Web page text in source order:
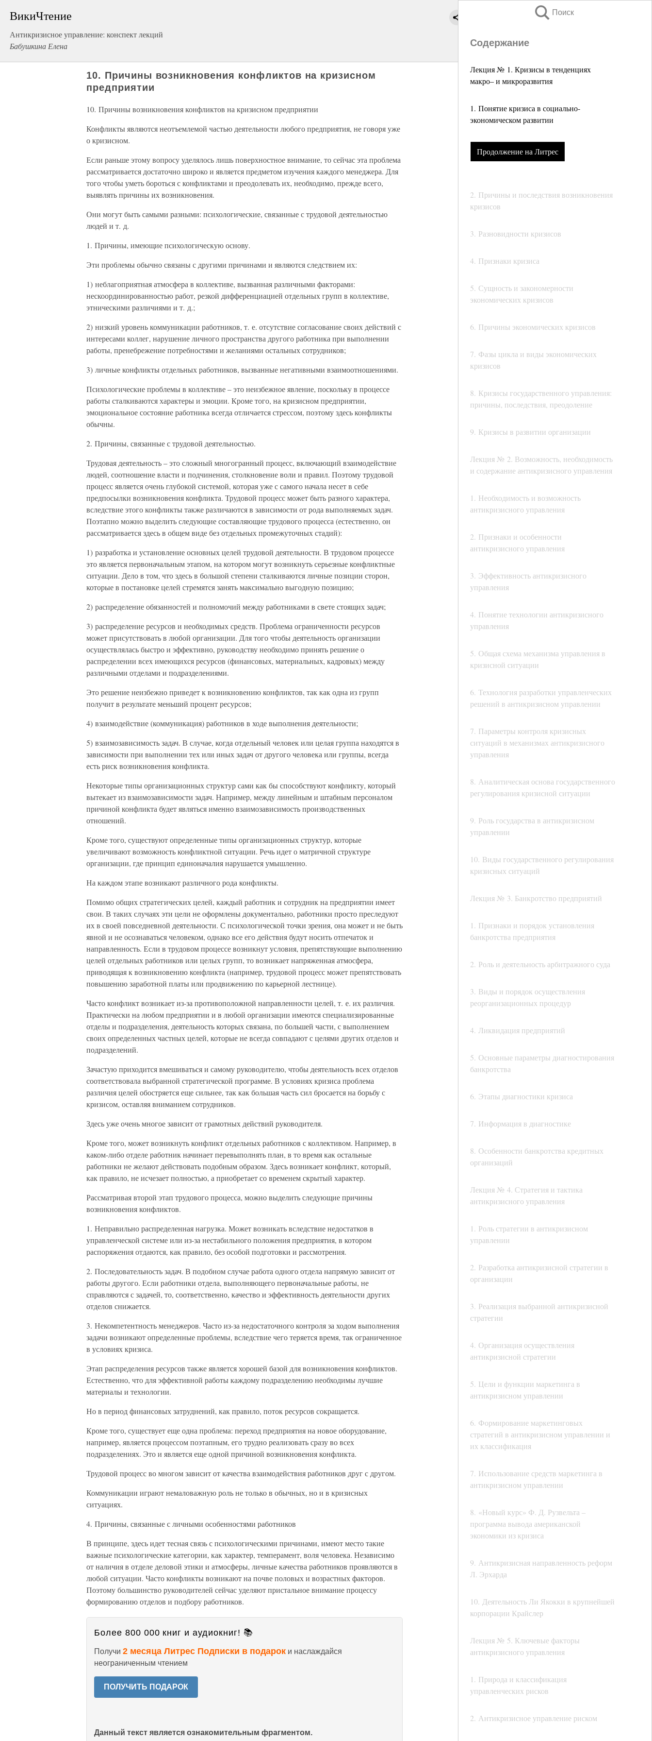
ВикиЧтение
Антикризисное управление: конспект лекций
Бабушкина Елена
Поиск
Содержание
Лекция № 1. Кризисы в тенденциях
макро– и микроразвития
1. Понятие кризиса в социально-
экономическом развитии
Продолжение на Литрес
2. Причины и последствия возникновения
кризисов
3. Разновидности кризисов
4. Признаки кризиса
5. Сущность и закономерности
экономических кризисов
6. Причины экономических кризисов
7. Фазы цикла и виды экономических
кризисов
8. Кризисы государственного управления:
причины, последствия, преодоление
9. Кризисы в развитии организации
Лекция № 2. Возможность, необходимость
и содержание антикризисного управления
1. Необходимость и возможность
антикризисного управления
2. Признаки и особенности
антикризисного управления
3. Эффективность антикризисного
управления
4. Понятие технологии антикризисного
управления
5. Общая схема механизма управления в
кризисной ситуации
6. Технология разработки управленческих
решений в антикризисном управлении
7. Параметры контроля кризисных
ситуаций в механизмах антикризисного
управления
8. Аналитическая основа государственного
регулирования кризисной ситуации
9. Роль государства в антикризисном
управлении
10. Виды государственного регулирования
кризисных ситуаций
Лекция № 3. Банкротство предприятий
1. Признаки и порядок установления
банкротства предприятия
2. Роль и деятельность арбитражного суда
3. Виды и порядок осуществления
реорганизационных процедур
4. Ликвидация предприятий
5. Основные параметры диагностирования
банкротства
6. Этапы диагностики кризиса
7. Информация в диагностике
8. Особенности банкротства кредитных
организаций
Лекция № 4. Стратегия и тактика
антикризисного управления
1. Роль стратегии в антикризисном
управлении
2. Разработка антикризисной стратегии в
организации
3. Реализация выбранной антикризисной
стратегии
4. Организация осуществления
антикризисной стратегии
5. Цели и функции маркетинга в
антикризисном управлении
6. Формирование маркетинговых
стратегий в антикризисном управлении и
их классификация
7. Использование средств маркетинга в
антикризисном управлении
8. «Новый курс» Ф. Д. Рузвельта –
программа вывода американской
экономики из кризиса
9. Антикризисная направленность реформ
Л. Эрхарда
10. Деятельность Ли Якокки в крупнейшей
корпорации Крайслер
Лекция № 5. Ключевые факторы
антикризисного управления
1. Природа и классификация
управленческих рисков
2. Антикризисное управление риском
10. Причины возникновения конфликтов на кризисном
предприятии
10. Причины возникновения конфликтов на кризисном предприятии
Конфликты являются неотъемлемой частью деятельности любого предприятия, не говоря уже
о кризисном.
Если раньше этому вопросу уделялось лишь поверхностное внимание, то сейчас эта проблема
рассматривается достаточно широко и является предметом изучения каждого менеджера. Для
того чтобы уметь бороться с конфликтами и преодолевать их, необходимо, прежде всего,
выявлять причины их возникновения.
Они могут быть самыми разными: психологические, связанные с трудовой деятельностью
людей и т. д.
1. Причины, имеющие психологическую основу.
Эти проблемы обычно связаны с другими причинами и являются следствием их:
1) неблагоприятная атмосфера в коллективе, вызванная различными факторами:
нескоординированностью работ, резкой дифференциацией отдельных групп в коллективе,
этническими различиями и т. д.;
2) низкий уровень коммуникации работников, т. е. отсутствие согласование своих действий с
интересами коллег, нарушение личного пространства другого работника при выполнении
работы, пренебрежение потребностями и желаниями остальных сотрудников;
3) личные конфликты отдельных работников, вызванные негативными взаимоотношениями.
Психологические проблемы в коллективе – это неизбежное явление, поскольку в процессе
работы сталкиваются характеры и эмоции. Кроме того, на кризисном предприятии,
эмоциональное состояние работника всегда отличается стрессом, поэтому здесь конфликты
обычны.
2. Причины, связанные с трудовой деятельностью.
Трудовая деятельность – это сложный многогранный процесс, включающий взаимодействие
людей, соотношение власти и подчинения, столкновение воли и правил. Поэтому трудовой
процесс является очень глубокой системой, которая уже с самого начала несет в себе
предпосылки возникновения конфликта. Трудовой процесс может быть разного характера,
вследствие этого конфликты также различаются в зависимости от рода выполняемых задач.
Поэтапно можно выделить следующие составляющие трудового процесса (естественно, он
рассматривается здесь в общем виде без отдельных промежуточных стадий):
1) разработка и установление основных целей трудовой деятельности. В трудовом процессе
это является первоначальным этапом, на котором могут возникнуть серьезные конфликтные
ситуации. Дело в том, что здесь в большой степени сталкиваются личные позиции сторон,
которые в постановке целей стремятся занять максимально выгодную позицию;
2) распределение обязанностей и полномочий между работниками в свете стоящих задач;
3) распределение ресурсов и необходимых средств. Проблема ограниченности ресурсов
может присутствовать в любой организации. Для того чтобы деятельность организации
осуществлялась быстро и эффективно, руководству необходимо принять решение о
распределении всех имеющихся ресурсов (финансовых, материальных, кадровых) между
различными отделами и подразделениями.
Это решение неизбежно приведет к возникновению конфликтов, так как одна из групп
получит в результате меньший процент ресурсов;
4) взаимодействие (коммуникация) работников в ходе выполнения деятельности;
5) взаимозависимость задач. В случае, когда отдельный человек или целая группа находятся в
зависимости при выполнении тех или иных задач от другого человека или группы, всегда
есть риск возникновения конфликта.
Некоторые типы организационных структур сами как бы способствуют конфликту, который
вытекает из взаимозависимости задач. Например, между линейным и штабным персоналом
причиной конфликта будет являться именно взаимозависимость производственных
отношений.
Кроме того, существуют определенные типы организационных структур, которые
увеличивают возможность конфликтной ситуации. Речь идет о матричной структуре
организации, где принцип единоначалия нарушается умышленно.
На каждом этапе возникают различного рода конфликты.
Помимо общих стратегических целей, каждый работник и сотрудник на предприятии имеет
свои. В таких случаях эти цели не оформлены документально, работники просто преследуют
их в своей повседневной деятельности. С психологической точки зрения, она может и не быть
явной и не осознаваться человеком, однако все его действия будут носить отпечаток и
направленность. Если в трудовом процессе возникнут условия, препятствующие выполнению
целей отдельных работников или целых групп, то возникает напряженная атмосфера,
приводящая к возникновению конфликта (например, трудовой процесс может препятствовать
повышению заработной платы или продвижению по карьерной лестнице).
Часто конфликт возникает из-за противоположной направленности целей, т. е. их различия.
Практически на любом предприятии и в любой организации имеются специализированные
отделы и подразделения, деятельность которых связана, по большей части, с выполнением
своих определенных частных целей, которые не всегда совпадают с целями других отделов и
подразделений.
Зачастую приходится вмешиваться и самому руководителю, чтобы деятельность всех отделов
соответствовала выбранной стратегической программе. В условиях кризиса проблема
различия целей обостряется еще сильнее, так как большая часть сил бросается на борьбу с
кризисом, оставляя вниманием сотрудников.
Здесь уже очень многое зависит от грамотных действий руководителя.
Кроме того, может возникнуть конфликт отдельных работников с коллективом. Например, в
каком-либо отделе работник начинает перевыполнять план, в то время как остальные
работники не желают действовать подобным образом. Здесь возникает конфликт, который,
как правило, не исчезает полностью, а приобретает со временем скрытый характер.
Рассматривая второй этап трудового процесса, можно выделить следующие причины
возникновения конфликтов.
1. Неправильно распределенная нагрузка. Может возникать вследствие недостатков в
управленческой системе или из-за нестабильного положения предприятия, в котором
распоряжения отдаются, как правило, без особой подготовки и рассмотрения.
2. Последовательность задач. В подобном случае работа одного отдела напрямую зависит от
работы другого. Если работники отдела, выполняющего первоначальные работы, не
справляются с задачей, то, соответственно, качество и эффективность деятельности других
отделов снижается.
3. Некомпетентность менеджеров. Часто из-за недостаточного контроля за ходом выполнения
задачи возникают определенные проблемы, вследствие чего теряется время, так ограниченное
в условиях кризиса.
Этап распределения ресурсов также является хорошей базой для возникновения конфликтов.
Естественно, что для эффективной работы каждому подразделению необходимы лучшие
материалы и технологии.
Но в период финансовых затруднений, как правило, поток ресурсов сокращается.
Кроме того, существует еще одна проблема: переход предприятия на новое оборудование,
например, является процессом поэтапным, его трудно реализовать сразу во всех
подразделениях. Это и является еще одной причиной возникновения конфликта.
Трудовой процесс во многом зависит от качества взаимодействия работников друг с другом.
Коммуникации играют немаловажную роль не только в обычных, но и в кризисных
ситуациях.
4. Причины, связанные с личными особенностями работников
В принципе, здесь идет тесная связь с психологическими причинами, имеют место такие
важные психологические категории, как характер, темперамент, воля человека. Независимо
от наличия в отделе деловой этики и атмосферы, личные качества работников проявляются в
любой ситуации. Часто конфликты возникают на почве половых и возрастных факторов.
Поэтому большинство руководителей сейчас уделяют пристальное внимание процессу
формированию отделов и подбору работников.
Более 800 000 книг и аудиокниг! 📚
Получи 2 месяца Литрес Подписки в подарок и наслаждайся
неограниченным чтением
ПОЛУЧИТЬ ПОДАРОК
Данный текст является ознакомительным фрагментом.